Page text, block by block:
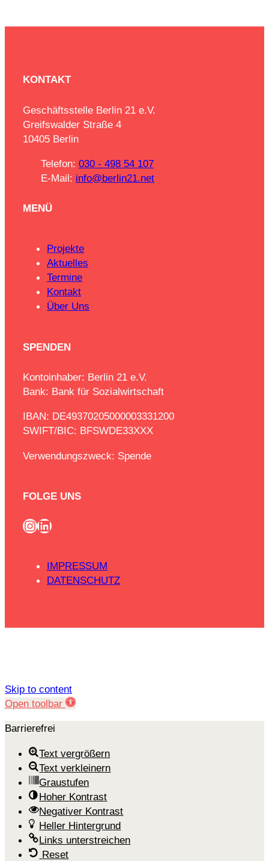
KONTAKT
Geschäftsstelle Berlin 21 e.V.
Greifswalder Straße 4
10405 Berlin
Telefon: 030 - 498 54 107
E-Mail: info@berlin21.net
MENÜ
Projekte
Aktuelles
Termine
Kontakt
Über Uns
SPENDEN
Kontoinhaber: Berlin 21 e.V.
Bank: Bank für Sozialwirtschaft
IBAN: DE49370205000003331200
SWIFT/BIC: BFSWDE33XXX
Verwendungszweck: Spende
FOLGE UNS
InstagramLinkedIn
IMPRESSUM
DATENSCHUTZ
Skip to content
Open toolbar
Barrierefrei
Text vergrößern
Text verkleinern
Graustufen
Hoher Kontrast
Negativer Kontrast
Heller Hintergrund
Links unterstreichen
Reset